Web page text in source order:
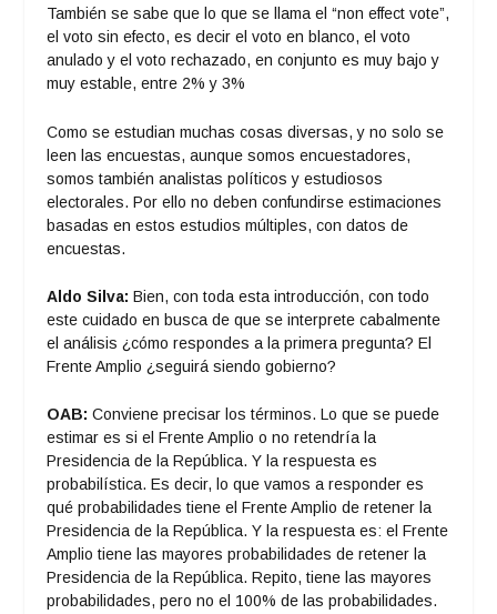
También se sabe que lo que se llama el “non effect vote”,
el voto sin efecto, es decir el voto en blanco, el voto
anulado y el voto rechazado, en conjunto es muy bajo y
muy estable, entre 2% y 3%
Como se estudian muchas cosas diversas, y no solo se
leen las encuestas, aunque somos encuestadores,
somos también analistas políticos y estudiosos
electorales. Por ello no deben confundirse estimaciones
basadas en estos estudios múltiples, con datos de
encuestas.
Aldo Silva: Bien, con toda esta introducción, con todo
este cuidado en busca de que se interprete cabalmente
el análisis ¿cómo respondes a la primera pregunta? El
Frente Amplio ¿seguirá siendo gobierno?
OAB:Conviene precisar los términos. Lo que se puede
estimar es si el Frente Amplio o no retendría la
Presidencia de la República. Y la respuesta es
probabilística. Es decir, lo que vamos a responder es
qué probabilidades tiene el Frente Amplio de retener la
Presidencia de la República. Y la respuesta es: el Frente
Amplio tiene las mayores probabilidades de retener la
Presidencia de la República. Repito, tiene las mayores
probabilidades, pero no el 100% de las probabilidades.